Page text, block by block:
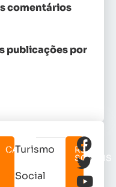
comentários
publicações por
CATEGORIAS
Turismo
Social
REDES
SOCIAIS